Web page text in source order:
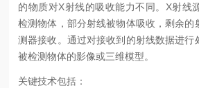
的物质对X射线的吸收能力不同。X射线
检测物体，部分射线被物体吸收，剩余的
测器接收。通过对接收到的射线数据进行
被检测物体的影像或三维模型。
关键技术包括：